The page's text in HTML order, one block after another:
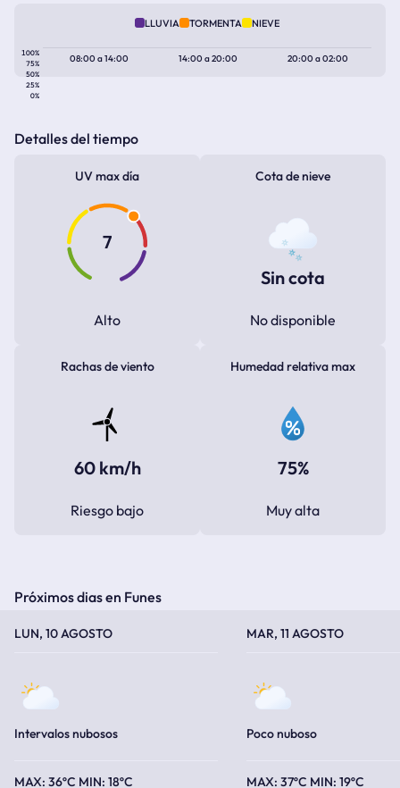
LLUVIA TORMENTA NIEVE
100%
75%
50%
25%
0%
08:00a14:00 14:00a20:00 20:00a02:00
Detalles del tiempo
UV max día
7
Alto
Cota de nieve
Sin cota
No disponible
Rachas de viento
60 km/h
Riesgo bajo
Humedad relativa max
75%
Muy alta
Próximos dias en Funes
LUN, 10 AGOSTO
Intervalos nubosos
36ºC 18ºC
MAR, 11 AGOSTO
Poco nuboso
37ºC 19ºC